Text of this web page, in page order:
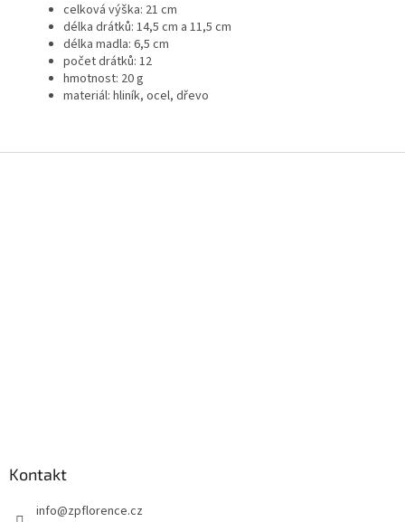
celková výška: 21 cm
délka drátků: 14,5 cm a 11,5 cm
délka madla: 6,5 cm
počet drátků: 12
hmotnost: 20 g
materiál: hliník, ocel, dřevo
Kontakt
info@zpflorence.cz